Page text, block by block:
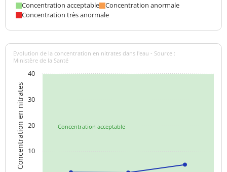
Concentration acceptable
Concentration anormale
Concentration très anormale
Concentration acceptable
Concentration en nitrates
Evolution de la concentration en nitrates dans l'eau - Source :
Ministère de la Santé
10
20
30
40